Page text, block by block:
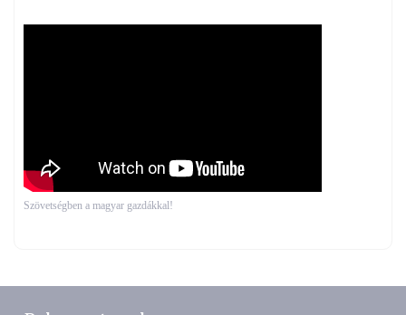
Szövetségben a magyar gazdákkal!